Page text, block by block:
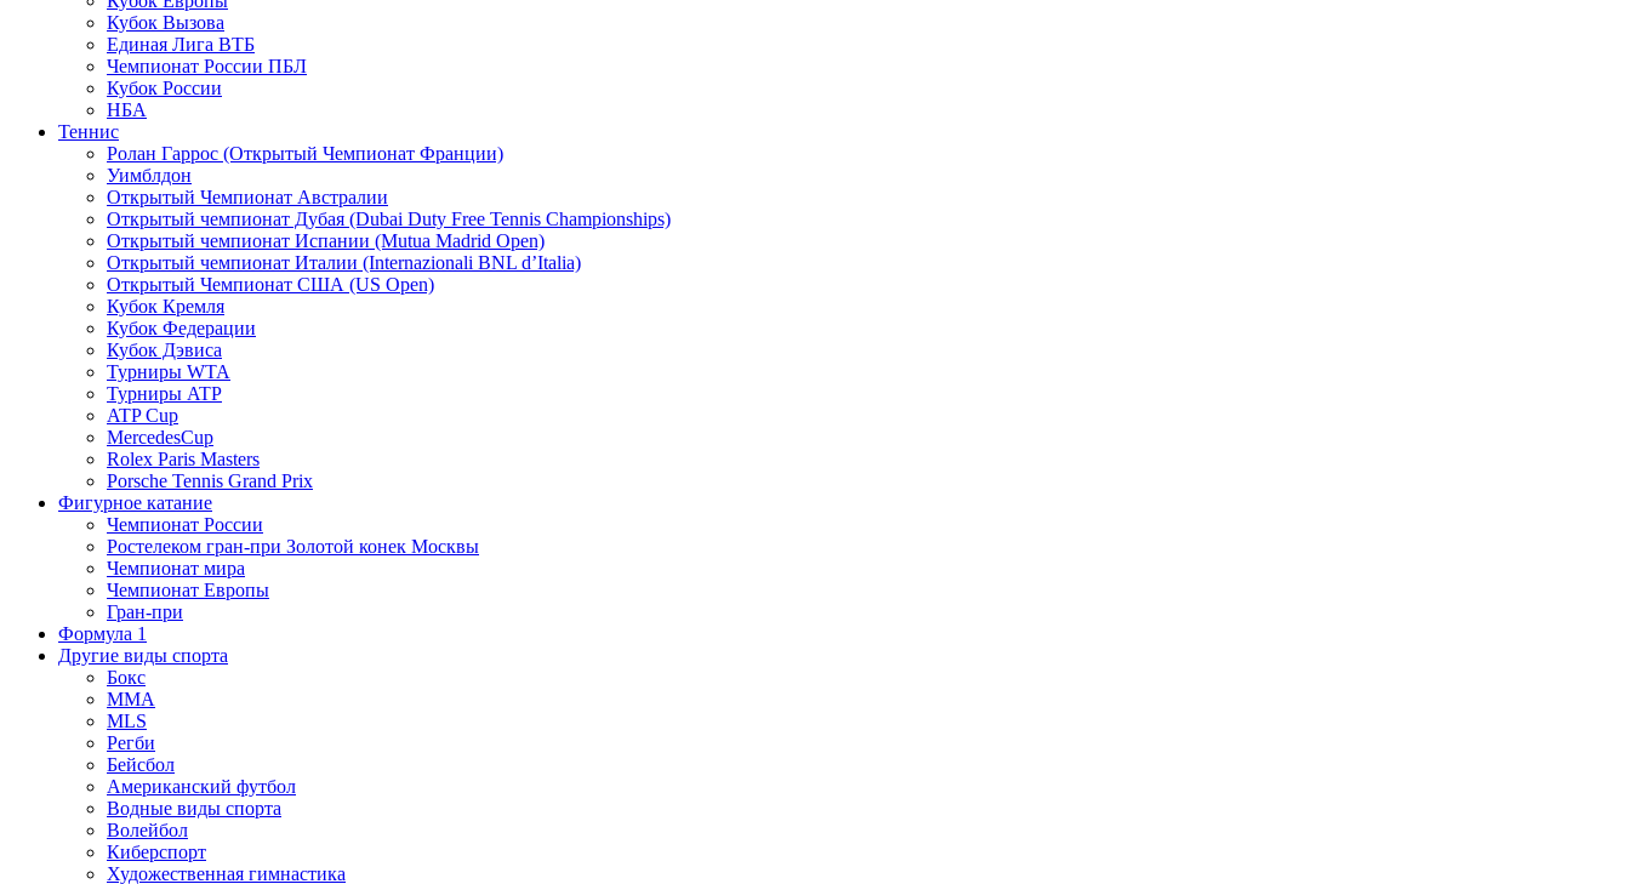
Кубок Вызова
Единая Лига ВТБ
Чемпионат России ПБЛ
Кубок России
НБА
Теннис
Ролан Гаррос (Открытый Чемпионат Франции)
Уимблдон
Открытый Чемпионат Австралии
Открытый чемпионат Дубая (Dubai Duty Free Tennis Championships)
Открытый чемпионат Испании (Mutua Madrid Open)
Открытый чемпионат Италии (Internazionali BNL d’Italia)
Открытый Чемпионат США (US Open)
Кубок Кремля
Кубок Федерации
Кубок Дэвиса
Турниры WTA
Турниры ATP
ATP Cup
MercedesCup
Rolex Paris Masters
Porsche Tennis Grand Prix
Фигурное катание
Чемпионат России
Ростелеком гран-при Золотой конек Москвы
Чемпионат мира
Чемпионат Европы
Гран-при
Формула 1
Другие виды спорта
Бокс
MMA
MLS
Регби
Бейсбол
Американский футбол
Водные виды спорта
Волейбол
Киберспорт
Художественная гимнастика